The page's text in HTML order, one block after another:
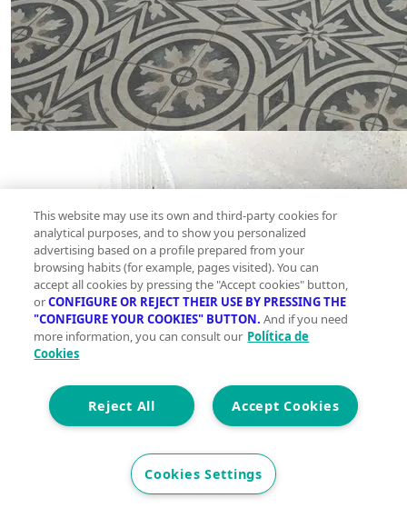
This website may use its own and third-party cookies for
analytical purposes, and to show you personalized
advertising based on a profile prepared from your
browsing habits (for example, pages visited). You can
accept all cookies by pressing the "Accept cookies" button,
orCONFIGURE OR REJECT THEIR USE BY PRESSING THE
"CONFIGURE YOUR COOKIES" BUTTON. And if you need
more information, you can consult our Política de
Cookies
Accept Cookies
Reject All
Cookies Settings